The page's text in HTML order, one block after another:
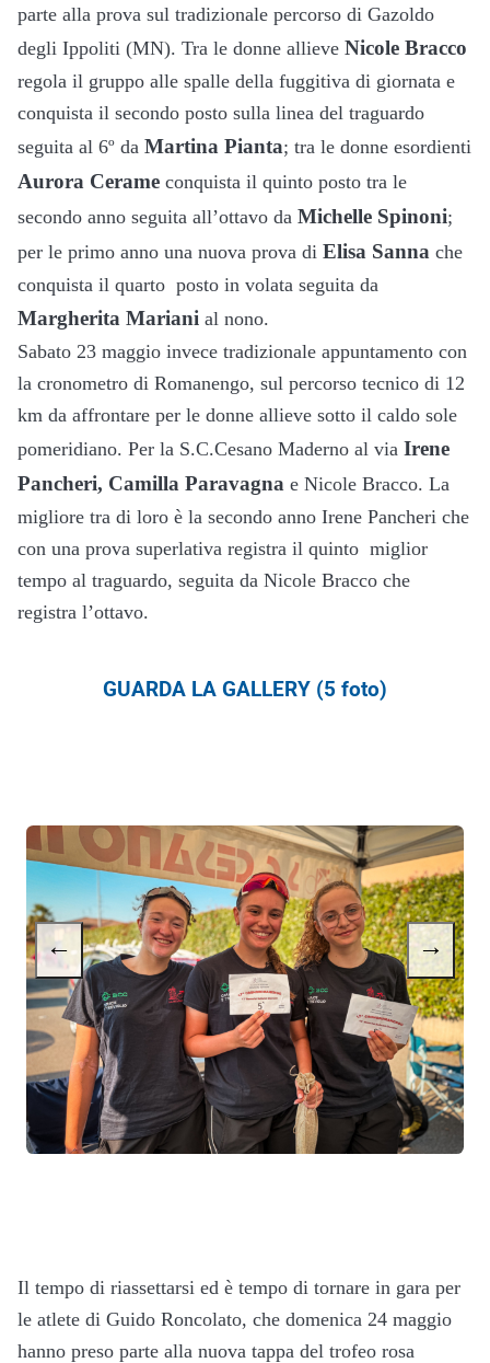
parte alla prova sul tradizionale percorso di Gazoldo
degli Ippoliti (MN). Tra le donne allieve Nicole Bracco
regola il gruppo alle spalle della fuggitiva di giornata e
conquista il secondo posto sulla linea del traguardo
seguita al 6º da Martina Pianta; tra le donne esordienti
Aurora Cerame conquista il quinto posto tra le
secondo anno seguita all’ottavo da Michelle Spinoni;
per le primo anno una nuova prova di Elisa Sanna che
conquista il quarto posto in volata seguita da
Margherita Mariani al nono.
Sabato 23 maggio invece tradizionale appuntamento con
la cronometro di Romanengo, sul percorso tecnico di 12
km da affrontare per le donne allieve sotto il caldo sole
pomeridiano. Per la S.C.Cesano Maderno al via Irene
Pancheri, Camilla Paravagna e Nicole Bracco. La
migliore tra di loro è la secondo anno Irene Pancheri che
con una prova superlativa registra il quinto miglior
tempo al traguardo, seguita da Nicole Bracco che
registra l’ottavo.
GUARDA LA GALLERY (5 foto)
← →
Il tempo di riassettarsi ed è tempo di tornare in gara per
le atlete di Guido Roncolato, che domenica 24 maggio
hanno preso parte alla nuova tappa del trofeo rosa